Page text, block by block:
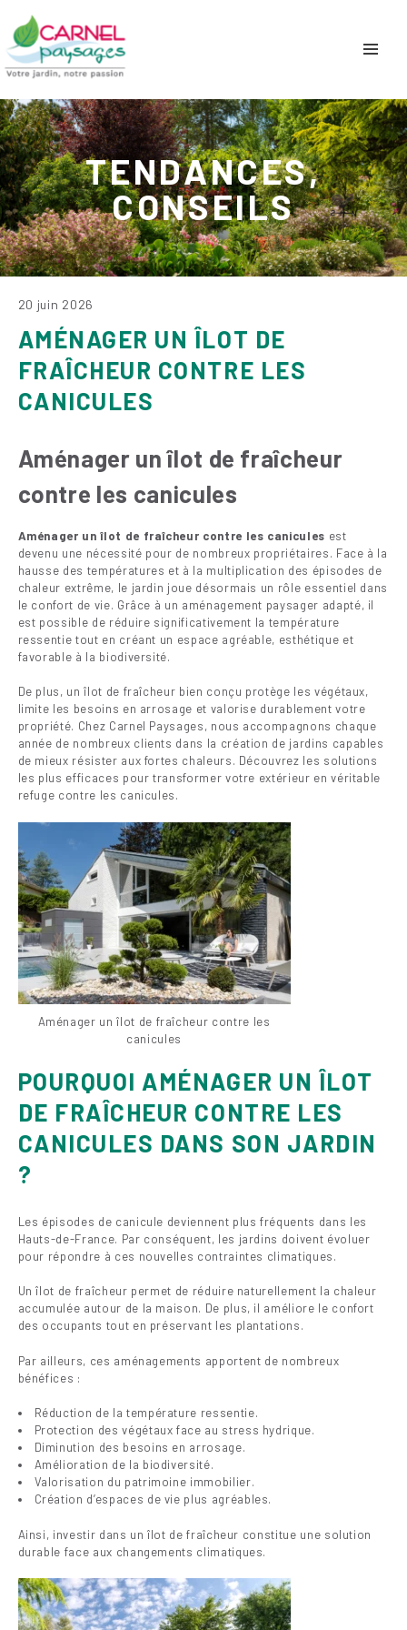
TENDANCES,
CONSEILS
20 juin 2026
AMÉNAGER UN ÎLOT DE
FRAÎCHEUR CONTRE LES
CANICULES
Aménager un îlot de fraîcheur
contre les canicules
Aménager un îlot de fraîcheur contre les canicules est
devenu une nécessité pour de nombreux propriétaires. Face à la
hausse des températures et à la multiplication des épisodes de
chaleur extrême, le jardin joue désormais un rôle essentiel dans
le confort de vie. Grâce à un aménagement paysager adapté, il
est possible de réduire significativement la température
ressentie tout en créant un espace agréable, esthétique et
favorable à la biodiversité.
De plus, un îlot de fraîcheur bien conçu protège les végétaux,
limite les besoins en arrosage et valorise durablement votre
propriété. Chez Carnel Paysages, nous accompagnons chaque
année de nombreux clients dans la création de jardins capables
de mieux résister aux fortes chaleurs. Découvrez les solutions
les plus efficaces pour transformer votre extérieur en véritable
refuge contre les canicules.
Aménager un îlot de fraîcheur contre les
canicules
POURQUOI AMÉNAGER UN ÎLOT
DE FRAÎCHEUR CONTRE LES
CANICULES DANS SON JARDIN
?
Les épisodes de canicule deviennent plus fréquents dans les
Hauts-de-France. Par conséquent, les jardins doivent évoluer
pour répondre à ces nouvelles contraintes climatiques.
Un îlot de fraîcheur permet de réduire naturellement la chaleur
accumulée autour de la maison. De plus, il améliore le confort
des occupants tout en préservant les plantations.
Par ailleurs, ces aménagements apportent de nombreux
bénéfices :
Réduction de la température ressentie.
Protection des végétaux face au stress hydrique.
Diminution des besoins en arrosage.
Amélioration de la biodiversité.
Valorisation du patrimoine immobilier.
Création d’espaces de vie plus agréables.
Ainsi, investir dans un îlot de fraîcheur constitue une solution
durable face aux changements climatiques.